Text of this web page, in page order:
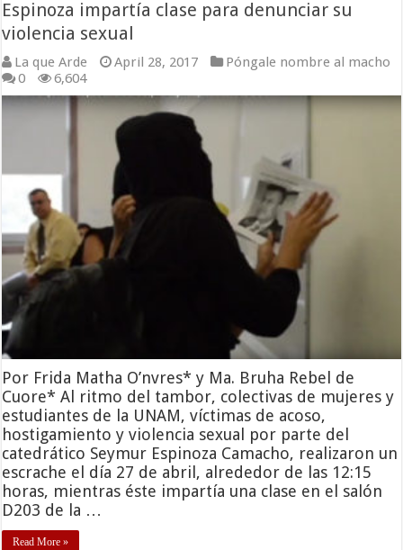
Espinoza impartía clase para denunciar su
violencia sexual
La que Arde April 28, 2017
Póngale nombre al macho
0
6,604
Por Frida Matha O’nvres* y Ma. Bruha Rebel de
Cuore* Al ritmo del tambor, colectivas de mujeres y
estudiantes de la UNAM, víctimas de acoso,
hostigamiento y violencia sexual por parte del
catedrático Seymur Espinoza Camacho, realizaron un
escrache el día 27 de abril, alrededor de las 12:15
horas, mientras éste impartía una clase en el salón
D203 de la …
Read More »